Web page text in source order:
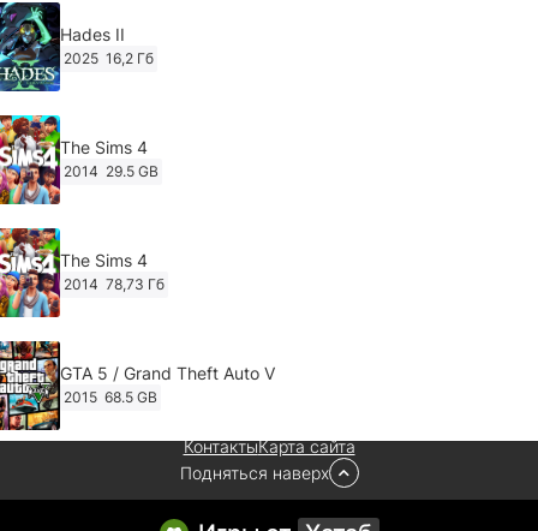
Hades II
2025 16,2 Гб
The Sims 4
2014 29.5 GB
The Sims 4
2014 78,73 Гб
GTA 5 / Grand Theft Auto V
2015 68.5 GB
Ghost of Tsushima: Director's Cut v.1053.8.1023.1614
[RePack Decepticon] (2024)
КонтактыКарта сайта
Подняться наверх